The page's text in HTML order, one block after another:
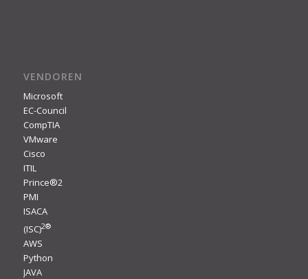
VENDOREN
Microsoft
EC-Council
CompTIA
VMware
Cisco
ITIL
Prince®2
PMI
ISACA
(ISC)2®
AWS
Python
JAVA